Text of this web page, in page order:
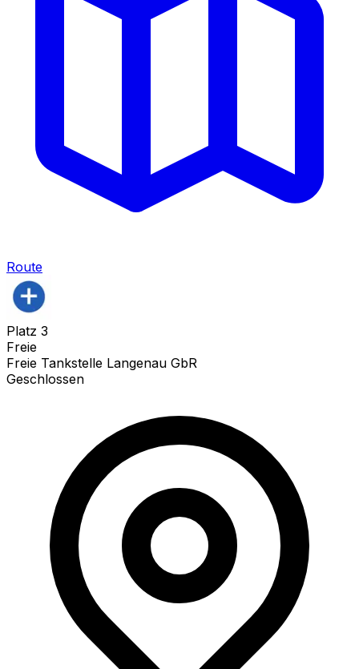
Route
Platz 3
Freie
Freie Tankstelle Langenau GbR
Geschlossen